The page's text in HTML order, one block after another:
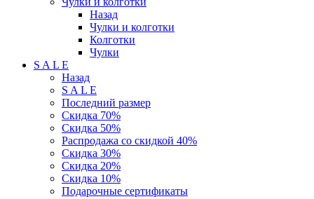
Назад
Чулки и колготки
Колготки
Чулки
S A L E
Назад
S A L E
Последний размер
Скидка 70%
Скидка 50%
Распродажа со скидкой 40%
Скидка 30%
Скидка 20%
Скидка 10%
Подарочные сертификаты